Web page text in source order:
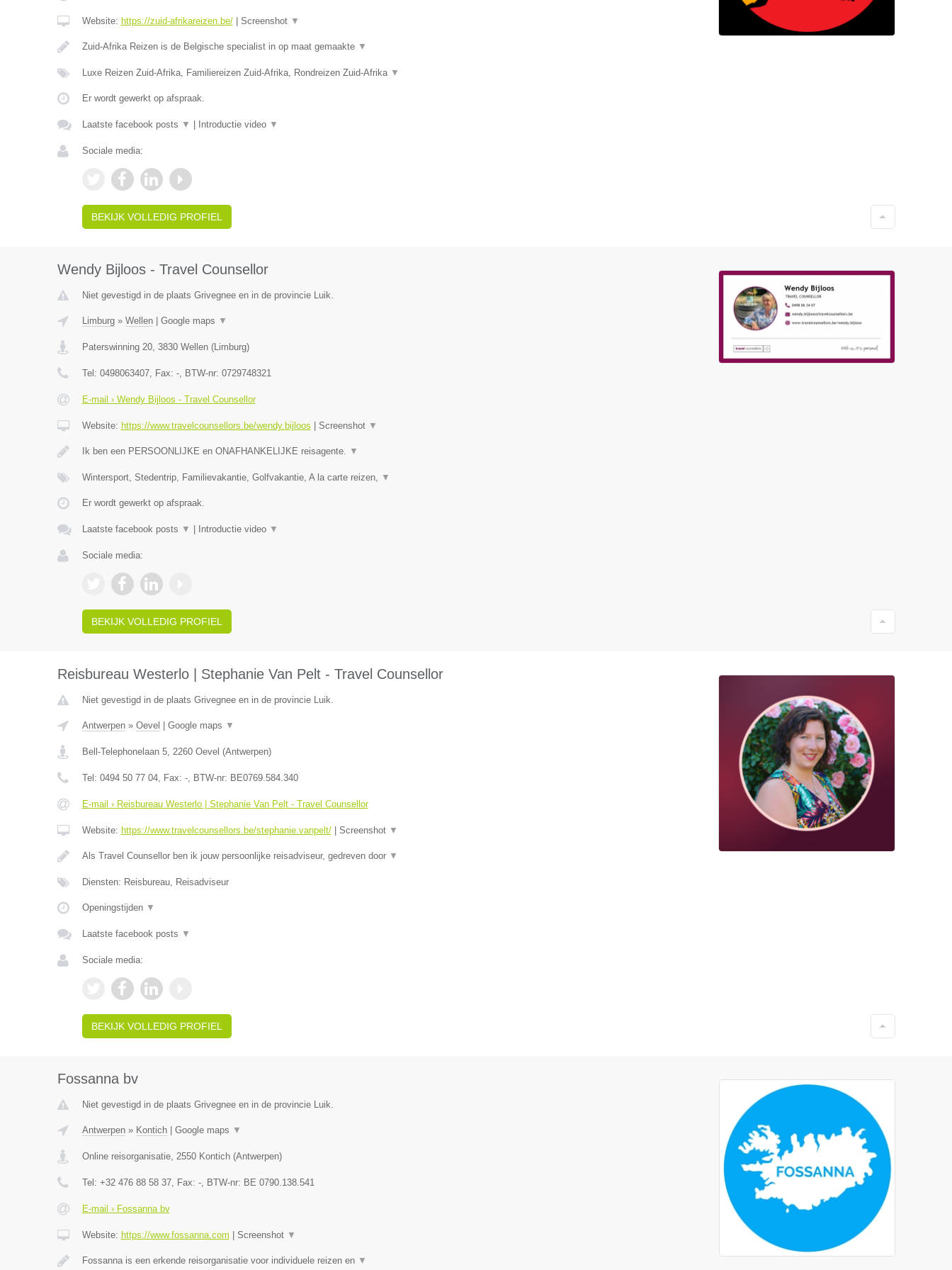
Website: https://zuid-afrikareizen.be/| Screenshot ▼
Zuid-Afrika Reizen is de Belgische specialist in op maat gemaakte ▼
Luxe Reizen Zuid-Afrika, Familiereizen Zuid-Afrika, Rondreizen Zuid-Afrika ▼
Er wordt gewerkt op afspraak.
Laatste facebook posts ▼ Introductie video ▼
Sociale media:
BEKIJK VOLLEDIG PROFIEL
Wendy Bijloos - Travel Counsellor
Niet gevestigd in de plaats Grivegnee en in de provincie Luik.
Limburg» Wellen| Google maps ▼
Paterswinning 20, 3830 Wellen(Limburg)
Tel: 0498063407, Fax: -, BTW-nr: 0729748321
E-mail › Wendy Bijloos - Travel Counsellor
Website: https://www.travelcounsellors.be/wendy.bijloos Screenshot ▼
Ik ben een PERSOONLIJKE en ONAFHANKELIJKE reisagente. ▼
Wintersport, Stedentrip, Familievakantie, Golfvakantie, A la carte reizen, ▼
Er wordt gewerkt op afspraak.
Laatste facebook posts ▼ Introductie video ▼
Sociale media:
BEKIJK VOLLEDIG PROFIEL
Reisbureau Westerlo | Stephanie Van Pelt - Travel Counsellor
Niet gevestigd in de plaats Grivegnee en in de provincie Luik.
Antwerpen» Oevel Google maps ▼
Bell-Telephonelaan 5, 2260 Oevel (Antwerpen)
Tel: 0494 50 77 04, Fax: -, BTW-nr: BE0769.584.340
E-mail › Reisbureau Westerlo | Stephanie Van Pelt - Travel Counsellor
Website: https://www.travelcounsellors.be/stephanie.vanpelt/| Screenshot ▼
Als Travel Counsellor ben ik jouw persoonlijke reisadviseur, gedreven door ▼
Diensten: Reisbureau, Reisadviseur
Openingstijden ▼
Laatste facebook posts ▼
Sociale media:
BEKIJK VOLLEDIG PROFIEL
Fossanna bv
Niet gevestigd in de plaats Grivegnee en in de provincie Luik.
Antwerpen» Kontich| Google maps ▼
Online reisorganisatie, 2550 Kontich(Antwerpen)
Tel: +32 476 88 58 37, Fax: -, BTW-nr: BE 0790.138.541
E-mail › Fossanna bv
Website: https://www.fossanna.com Screenshot ▼
Fossanna is een erkende reisorganisatie voor individuele reizen en ▼